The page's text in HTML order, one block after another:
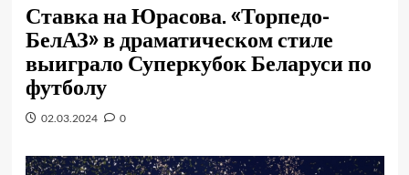
Ставка на Юрасова. «Торпедо-
БелАЗ» в драматическом стиле
выиграло Суперкубок Беларуси по
футболу
02.03.2024 0